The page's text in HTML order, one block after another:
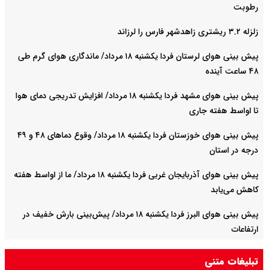
رطوبت
زلزله ۳.۲ ریشتری زاهدشهر فارس را لرزاند
پیش بینی هوای لرستان فردا یکشنبه ۱۸ مرداد/ ماندگاری هوای گرم طی
۴۸ ساعت آینده
پیش بینی هوای مشهد فردا یکشنبه ۱۸ مرداد/ افزایش تدریجی دمای هوا
تا اواسط هفته جاری
پیش بینی هوای خوزستان فردا یکشنبه ۱۸ مرداد/ وقوع دما‌های ۴۸ و ۴۹
درجه در استان
پیش بینی هوای آذربایجان غربی فردا یکشنبه ۱۸ مرداد/ ما از اواسط هفته
کاهش می‌یابد
پیش بینی هوای البرز فردا یکشنبه ۱۸ مرداد/ پیش‌بینی بارش خفیف در
ارتفاعات
تبلیغات متنی